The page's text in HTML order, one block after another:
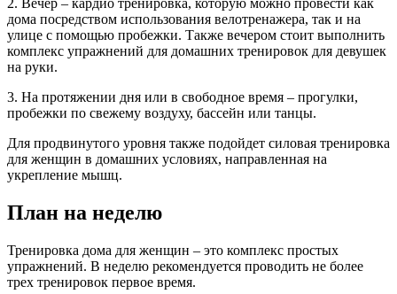
дома посредством использования велотренажера, так и на
улице с помощью пробежки. Также вечером стоит выполнить
комплекс упражнений для домашних тренировок для девушек
на руки.
3. На протяжении дня или в свободное время – прогулки,
пробежки по свежему воздуху, бассейн или танцы.
Для продвинутого уровня также подойдет силовая тренировка
для женщин в домашних условиях, направленная на
укрепление мышц.
План на неделю
Тренировка дома для женщин – это комплекс простых
упражнений. В неделю рекомендуется проводить не более
трех тренировок первое время.